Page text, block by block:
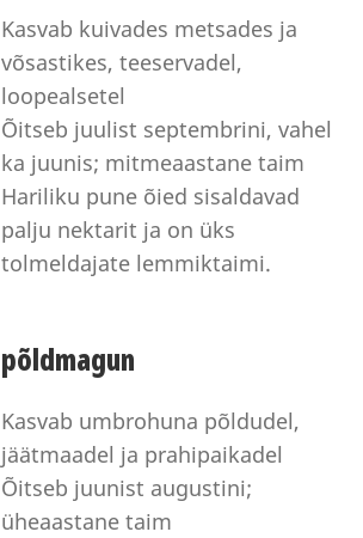
Kasvab kuivades metsades ja
võsastikes, teeservadel,
loopealsetel
Õitseb juulist septembrini, vahel
ka juunis; mitmeaastane taim
Hariliku pune õied sisaldavad
palju nektarit ja on üks
tolmeldajate lemmiktaimi.
põldmagun
Kasvab umbrohuna põldudel,
jäätmaadel ja prahipaikadel
Õitseb juunist augustini;
üheaastane taim